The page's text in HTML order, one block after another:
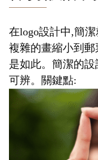
在logo設計中,簡
複雜的畫縮小到
是如此。簡潔的
可辨。關鍵點: